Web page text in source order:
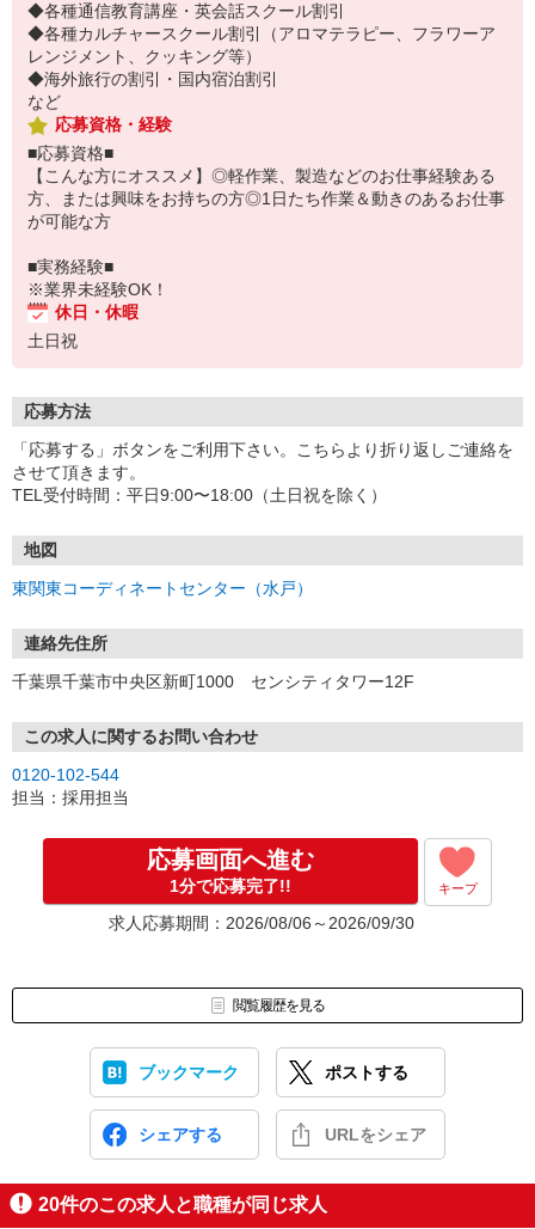
◆各種通信教育講座・英会話スクール割引
◆各種カルチャースクール割引（アロマテラピー、フラワーア
レンジメント、クッキング等）
◆海外旅行の割引・国内宿泊割引
など
応募資格・経験
■応募資格■
【こんな方にオススメ】◎軽作業、製造などのお仕事経験ある
方、または興味をお持ちの方◎1日たち作業＆動きのあるお仕事
が可能な方
■実務経験■
※業界未経験OK！
休日・休暇
土日祝
応募方法
「応募する」ボタンをご利用下さい。こちらより折り返しご連絡を
させて頂きます。
TEL受付時間：平日9:00〜18:00（土日祝を除く）
地図
東関東コーディネートセンター（水戸）
連絡先住所
千葉県千葉市中央区新町1000 センシティタワー12F
この求人に関するお問い合わせ
0120-102-544
担当：採用担当
応募画面へ進む
1分で応募完了!! キープ
求人応募期間：2026/08/06～2026/09/30
閲覧履歴を見る
ブックマーク ポストする
シェアする URLをシェア
20件のこの求人と職種が同じ求人